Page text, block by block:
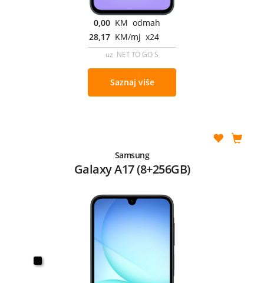
0,00 KM odmah
28,17 KM/mj x24
uz NET TO GO S
Saznaj više
Samsung
Galaxy A17 (8+256GB)